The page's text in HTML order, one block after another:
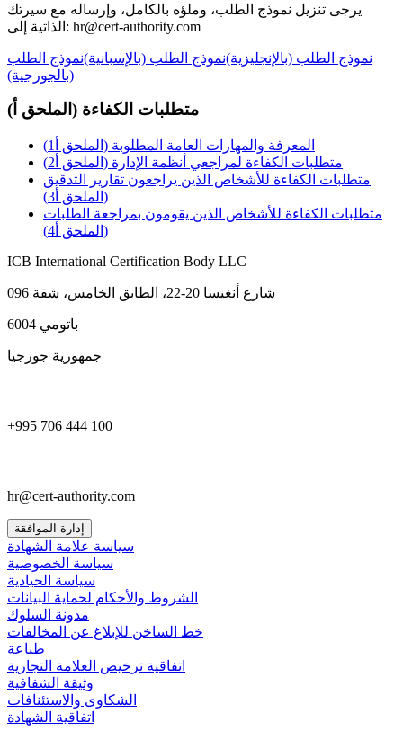
يرجى تنزيل نموذج الطلب، وملؤه بالكامل، وإرساله مع سيرتك
الذاتية إلى: hr@cert-authority.com
نموذج الطلب (بالإنجليزية)نموذج الطلب (بالإسبانية)نموذج الطلب
(بالجورجية)
متطلبات الكفاءة (الملحق أ)
المعرفة والمهارات العامة المطلوبة (الملحق أ1)
متطلبات الكفاءة لمراجعي أنظمة الإدارة (الملحق أ2)
متطلبات الكفاءة للأشخاص الذين يراجعون تقارير التدقيق
(الملحق أ3)
متطلبات الكفاءة للأشخاص الذين يقومون بمراجعة الطلبات
(الملحق أ4)
ICB International Certification Body LLC
شارع أنغيسا 20-22، الطابق الخامس، شقة 096
6004 باتومي
جمهورية جورجيا
+995 706 444 100
hr@cert-authority.com
إدارة الموافقة
سياسة علامة الشهادة
سياسة الخصوصية
سياسة الحيادية
الشروط والأحكام لحماية البيانات
مدونة السلوك
خط الساخن للإبلاغ عن المخالفات
طباعة
اتفاقية ترخيص العلامة التجارية
وثيقة الشفافية
الشكاوى والاستئنافات
اتفاقية الشهادة